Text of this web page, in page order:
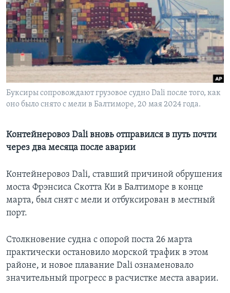
Learning English
СОЦИАЛЬНЫЕ СЕТИ
Языки
Буксиры сопровождают грузовое судно Dali после того, как
оно было снято с мели в Балтиморе, 20 мая 2024 года.
Контейнеровоз Dali вновь отправился в путь почти
через два месяца после аварии
Контейнеровоз Dali, ставший причиной обрушения
моста Фрэнсиса Скотта Ки в Балтиморе в конце
марта, был снят с мели и отбуксирован в местный
порт.
Столкновение судна с опорой поста 26 марта
практически остановило морской трафик в этом
районе, и новое плавание Dali ознаменовало
значительный прогресс в расчистке места аварии.